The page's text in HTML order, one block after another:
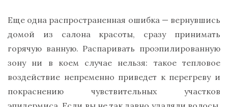
Еще одна распространенная ошибка — вернувшись
домой из салона красоты, сразу принимать
горячую ванную. Распаривать проэпилированную
зону ни в коем случае нельзя: такое тепловое
воздействие непременно приведет к перегреву и
покраснению чувствительных участков